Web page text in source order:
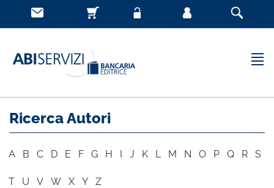
Ricerca Autori
A B C D E F G H I J K L M N O P Q R S
T U V W X Y Z